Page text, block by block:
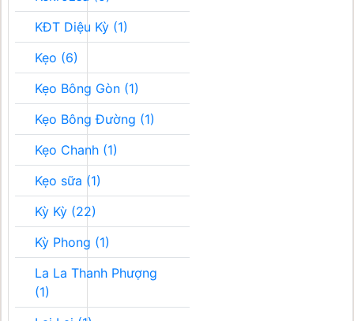
KĐT Diệu Kỳ (1)
Kẹo (6)
Kẹo Bông Gòn (1)
Kẹo Bông Đường (1)
Kẹo Chanh (1)
Kẹo sữa (1)
Kỳ Kỳ (22)
Kỳ Phong (1)
La La Thanh Phượng
(1)